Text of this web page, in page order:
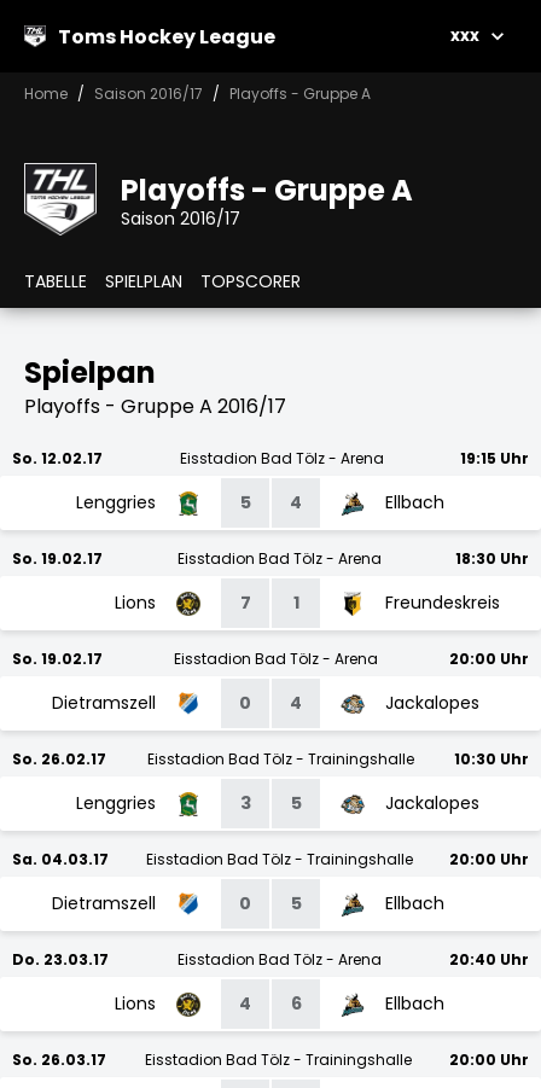
Toms Hockey League xxx
Home Saison 2016/17 Playoffs - Gruppe A
Playoffs - Gruppe A
Saison 2016/17
TABELLE SPIELPLAN TOPSCORER
Spielpan
Playoffs - Gruppe A 2016/17
So. 12.02.17 Eisstadion Bad Tölz - Arena 19:15 Uhr
Lenggries 5 4 Ellbach
So. 19.02.17 Eisstadion Bad Tölz - Arena 18:30 Uhr
Lions 7 1 Freundeskreis
So. 19.02.17 Eisstadion Bad Tölz - Arena 20:00 Uhr
Dietramszell 0 4 Jackalopes
So. 26.02.17 Eisstadion Bad Tölz - Trainingshalle 10:30 Uhr
Lenggries 3 5 Jackalopes
Sa. 04.03.17 Eisstadion Bad Tölz - Trainingshalle 20:00 Uhr
Dietramszell 0 5 Ellbach
Do. 23.03.17 Eisstadion Bad Tölz - Arena 20:40 Uhr
Lions 4 6 Ellbach
So. 26.03.17 Eisstadion Bad Tölz - Trainingshalle 20:00 Uhr